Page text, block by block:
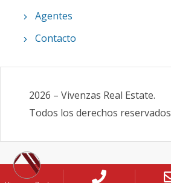
Agentes
Contacto
2026 – Vivenzas Real Estate.
Todos los derechos reservados